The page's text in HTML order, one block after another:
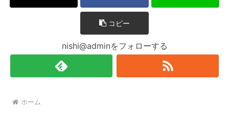
コピー
nishi@adminをフォローする
ホーム